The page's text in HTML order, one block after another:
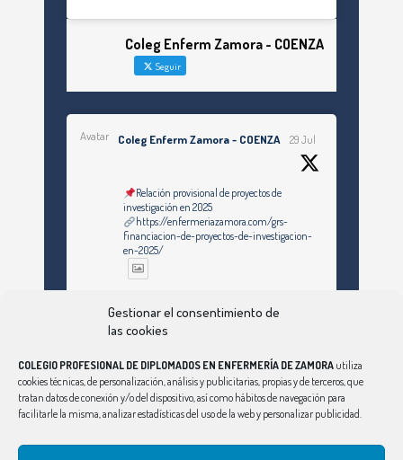
Gestionar el consentimiento de
las cookies
COLEGIO PROFESIONAL DE DIPLOMADOS EN ENFERMERÍA DE ZAMORA utiliza
cookies técnicas, de personalización, análisis y publicitarias, propias y de terceros, que
tratan datos de conexión y/o del dispositivo, así como hábitos de navegación para
facilitarle la misma, analizar estadísticas del uso de la web y personalizar publicidad.
Coleg Enferm Zamora - COENZA
Seguir
Avatar Coleg Enferm Zamora - COENZA 29 Jul
Relación provisional de proyectos de
investigación en 2025
https://enfermeriazamora.com/grs-
financiacion-de-proyectos-de-investigacion-
en-2025/
Ver Más
Síguenos en Instagram